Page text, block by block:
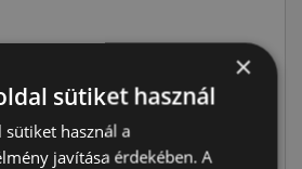
44 490 Ft
×
sütiket használ
sütiket használ a
javítása érdekében. A